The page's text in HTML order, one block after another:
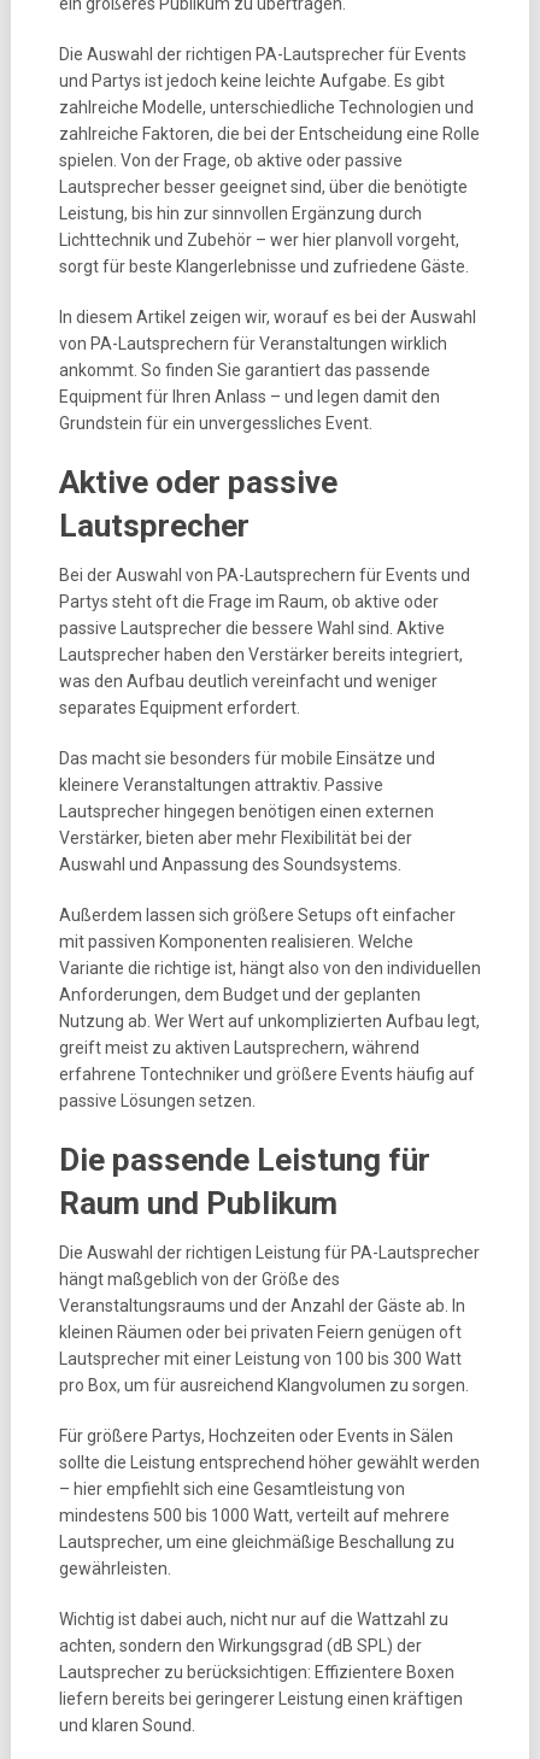
Die Auswahl der richtigen PA-Lautsprecher für Events
und Partys ist jedoch keine leichte Aufgabe. Es gibt
zahlreiche Modelle, unterschiedliche Technologien und
zahlreiche Faktoren, die bei der Entscheidung eine Rolle
spielen. Von der Frage, ob aktive oder passive
Lautsprecher besser geeignet sind, über die benötigte
Leistung, bis hin zur sinnvollen Ergänzung durch
Lichttechnik und Zubehör – wer hier planvoll vorgeht,
sorgt für beste Klangerlebnisse und zufriedene Gäste.
In diesem Artikel zeigen wir, worauf es bei der Auswahl
von PA-Lautsprechern für Veranstaltungen wirklich
ankommt. So finden Sie garantiert das passende
Equipment für Ihren Anlass – und legen damit den
Grundstein für ein unvergessliches Event.
Aktive oder passive
Lautsprecher
Bei der Auswahl von PA-Lautsprechern für Events und
Partys steht oft die Frage im Raum, ob aktive oder
passive Lautsprecher die bessere Wahl sind. Aktive
Lautsprecher haben den Verstärker bereits integriert,
was den Aufbau deutlich vereinfacht und weniger
separates Equipment erfordert.
Das macht sie besonders für mobile Einsätze und
kleinere Veranstaltungen attraktiv. Passive
Lautsprecher hingegen benötigen einen externen
Verstärker, bieten aber mehr Flexibilität bei der
Auswahl und Anpassung des Soundsystems.
Außerdem lassen sich größere Setups oft einfacher
mit passiven Komponenten realisieren. Welche
Variante die richtige ist, hängt also von den individuellen
Anforderungen, dem Budget und der geplanten
Nutzung ab. Wer Wert auf unkomplizierten Aufbau legt,
greift meist zu aktiven Lautsprechern, während
erfahrene Tontechniker und größere Events häufig auf
passive Lösungen setzen.
Die passende Leistung für
Raum und Publikum
Die Auswahl der richtigen Leistung für PA-Lautsprecher
hängt maßgeblich von der Größe des
Veranstaltungsraums und der Anzahl der Gäste ab. In
kleinen Räumen oder bei privaten Feiern genügen oft
Lautsprecher mit einer Leistung von 100 bis 300 Watt
pro Box, um für ausreichend Klangvolumen zu sorgen.
Für größere Partys, Hochzeiten oder Events in Sälen
sollte die Leistung entsprechend höher gewählt werden
– hier empfiehlt sich eine Gesamtleistung von
mindestens 500 bis 1000 Watt, verteilt auf mehrere
Lautsprecher, um eine gleichmäßige Beschallung zu
gewährleisten.
Wichtig ist dabei auch, nicht nur auf die Wattzahl zu
achten, sondern den Wirkungsgrad (dB SPL) der
Lautsprecher zu berücksichtigen: Effizientere Boxen
liefern bereits bei geringerer Leistung einen kräftigen
und klaren Sound.